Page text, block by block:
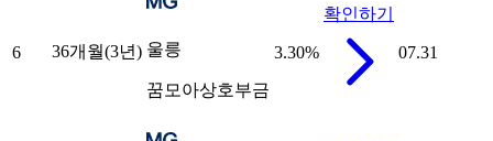
6 36개월(3년) 울릉
꿈모아상호부금
3.30%
확인하기
07.31